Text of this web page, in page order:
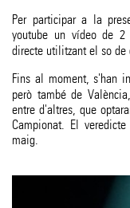
Per participar a la
youtube un vídeo de
directe utilitzant el so
Fins al moment, s'han
però també de
entre d'altres, que
Campionat. El
maig.